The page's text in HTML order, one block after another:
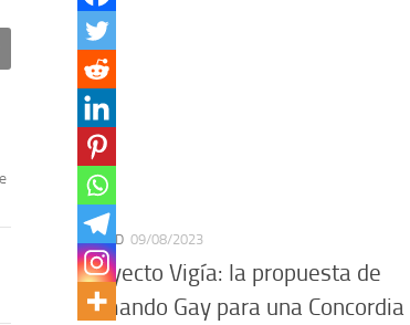
CIUDAD 09/08/2023
Proyecto Vigía: la propuesta de
Armando Gay para una Concordia